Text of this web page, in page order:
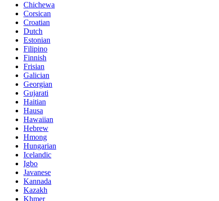
Chichewa
Corsican
Croatian
Dutch
Estonian
Filipino
Finnish
Frisian
Galician
Georgian
Gujarati
Haitian
Hausa
Hawaiian
Hebrew
Hmong
Hungarian
Icelandic
Igbo
Javanese
Kannada
Kazakh
Khmer